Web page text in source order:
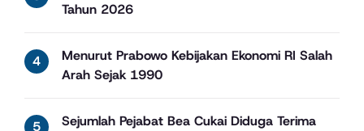
Tahun 2026
Menurut Prabowo Kebijakan Ekonomi RI Salah
Arah Sejak 1990
Sejumlah Pejabat Bea Cukai Diduga Terima